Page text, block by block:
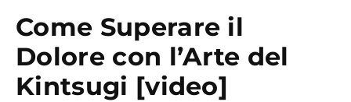
Come Superare il
Dolore con l’Arte del
Kintsugi [video]